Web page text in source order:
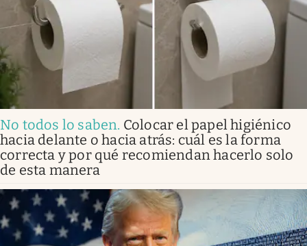
No todos lo saben. Colocar el papel higiénico
hacia delante o hacia atrás: cuál es la forma
correcta y por qué recomiendan hacerlo solo
de esta manera